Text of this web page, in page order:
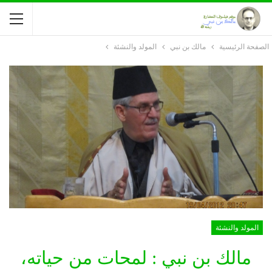
الصفحة الرئيسية مالك بن نبي المولد والنشئة
المولد والنشئة
مالك بن نبي : لمحات من حياته،